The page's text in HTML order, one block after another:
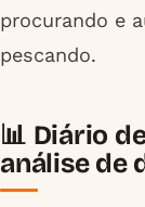
procurando e
pescando.
📊 Diário
análise de